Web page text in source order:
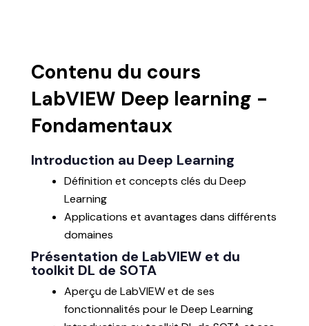
Contenu du cours
LabVIEW Deep learning -
Fondamentaux
Introduction au Deep Learning
Définition et concepts clés du Deep
Learning
Applications et avantages dans différents
domaines
Présentation de LabVIEW et du
toolkit DL de SOTA
Aperçu de LabVIEW et de ses
fonctionnalités pour le Deep Learning